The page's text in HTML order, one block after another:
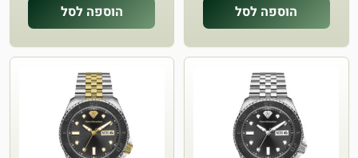
הוספה לסל הוספה לסל